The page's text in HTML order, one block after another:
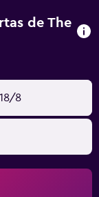
películas de
con cabezal
acceso a
de
ofrecen
restricciones).
de café
servicio de
tabla de
de The
8